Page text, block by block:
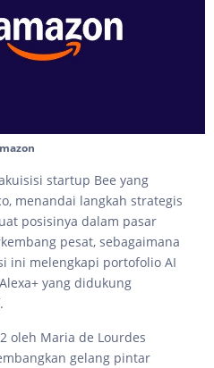
startup Bee yang
menandai langkah strategis
posisinya dalam pasar
pesat, sebagaimana
ini melengkapi portofolio AI
yang didukung
oleh Maria de Lourdes
gelang pintar